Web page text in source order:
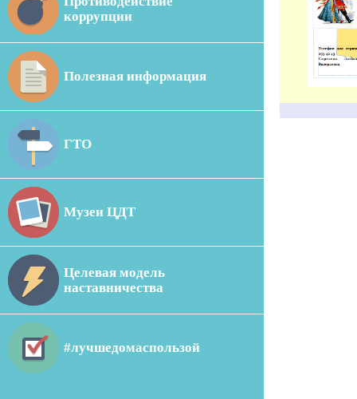
коррупции
Полезная информация
ГТО
Музеи ЦДТ
Целевая модель
наставничества
#лучшедомаспользой